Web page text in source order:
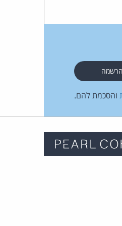
והסכמת להם.